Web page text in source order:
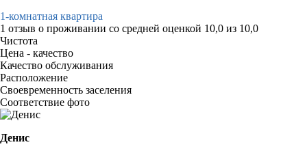
1-комнатная квартира
1 отзыв о проживании со средней оценкой 10,0 из 10,0
Чистота
Цена - качество
Качество обслуживания
Расположение
Своевременность заселения
Соответствие фото
Денис